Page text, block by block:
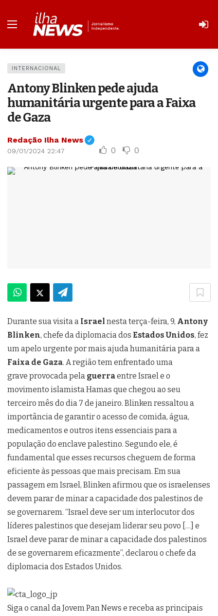
INTERNACIONAL
Antony Blinken pede ajuda
humanitária urgente para a Faixa
de Gaza
Redação Ilha News
09/01/2024 22:47 0 0
Durante sua visita a Israel nesta terça-feira, 9, Antony
Blinken, chefe da diplomacia dos Estados Unidos, fez
um apelo urgente por mais ajuda humanitária para a
Faixa de Gaza. A região tem enfrentado uma
grave provocada pela guerraentre Israel e o
movimento islamista Hamas que chegou ao seu
terceiro mês do dia 7 de janeiro. Blinken ressaltou a
importância de garantir o acesso de comida, água,
medicamentos e outros itens essenciais para a
população do enclave palestino. Segundo ele, é
fundamental que esses recursos cheguem de forma
eficiente às pessoas que mais precisam. Em sua
passagem em Israel, Blinken afirmou que os israelenses
devem parar de minar a capacidade dos palestinos de
se governarem. “Israel deve ser um interlocutor dos
líderes palestinos que desejam liderar seu povo […] e
Israel deve parar de minar a capacidade dos palestinos
de se governarem eficazmente”, declarou o chefe da
diplomacia dos Estados Unidos.
Siga o canal da Jovem Pan News e receba as principais